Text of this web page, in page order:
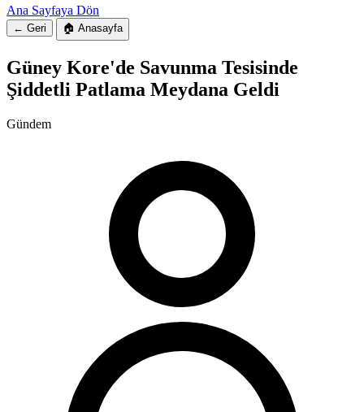
Ana Sayfaya Dön
← Geri 🏠 Anasayfa
Güney Kore'de Savunma Tesisinde
Şiddetli Patlama Meydana Geldi
Gündem